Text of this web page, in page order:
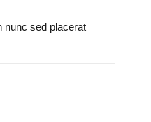
nunc sed placerat